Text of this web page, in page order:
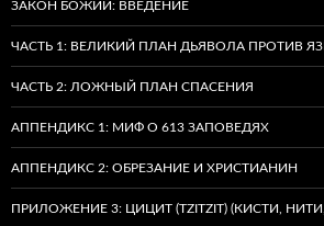
ЗАКОН БОЖИЙ: ВВЕДЕНИЕ
ЧАСТЬ 1: ВЕЛИКИЙ ПЛАН ДЬЯВОЛА ПРОТИВ
ЧАСТЬ 2: ЛОЖНЫЙ ПЛАН СПАСЕНИЯ
АППЕНДИКС 1: МИФ О 613 ЗАПОВЕДЯХ
АППЕНДИКС 2: ОБРЕЗАНИЕ И ХРИСТИАНИН
ПРИЛОЖЕНИЕ 3: ЦИЦИТ (TZITZIT) (КИСТИ,